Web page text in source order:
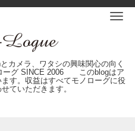
カメラ、ワタシの興味関心の向く
ーグ SINCE 2006 このblogはア
す。収益はすべてモノローグに役
ていただきます。